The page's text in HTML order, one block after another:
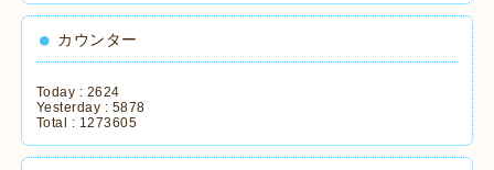
カウンター
Today : 2624
Yesterday : 5878
Total : 1273605